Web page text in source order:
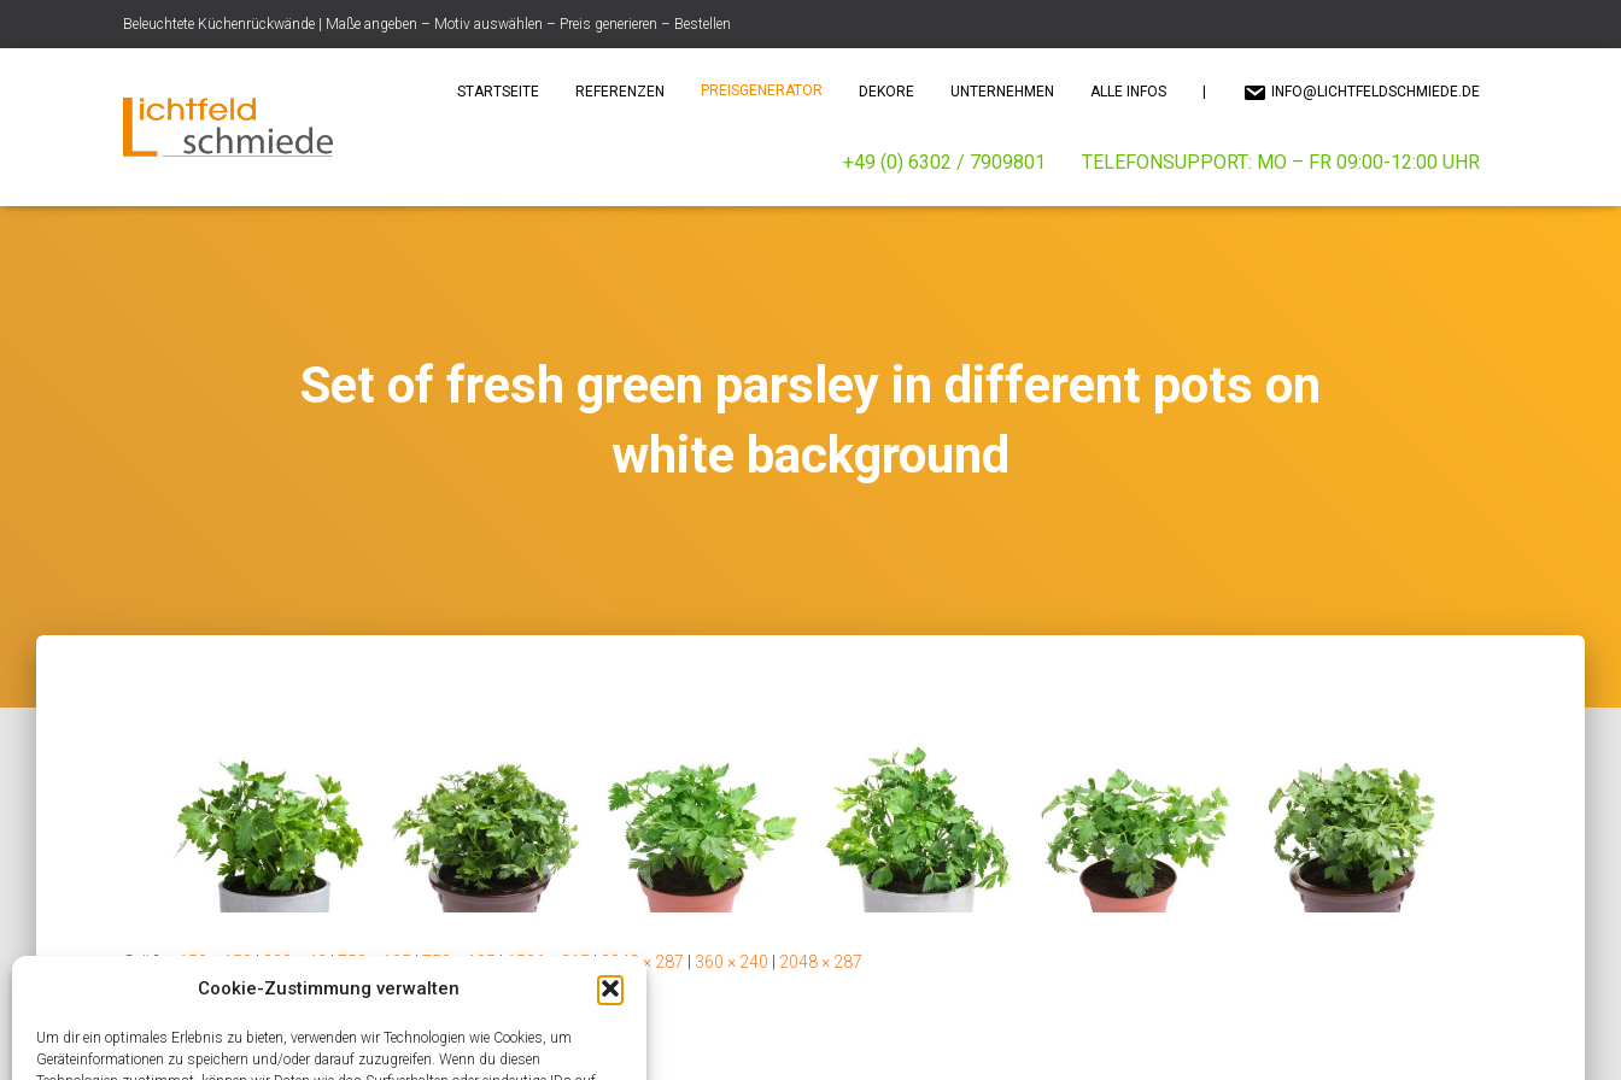
Cookie-Zustimmung verwalten
Um dir ein optimales Erlebnis zu bieten, verwenden wir Technologien wie Cookies, um
Geräteinformationen zu speichern und/oder darauf zuzugreifen. Wenn du diesen
Beleuchtete Küchenrückwände | Maße angeben – Motiv auswählen – Preis generieren – Bestellen
STARTSEITE REFERENZEN PREISGENERATOR DEKORE UNTERNEHMEN ALLE INFOS INFO@LICHTFELDSCHMIEDE.DE
+49 (0) 6302 / 7909801 TELEFONSUPPORT: MO – FR 09:00-12:00 UHR
Set of fresh green parsley in different pots on
white background
Größe: 150 × 150 | 300 × 42 | 750 × 105 | 750 × 105 | 1536 × 215 | 2048 × 287 360 × 240 2048 × 287